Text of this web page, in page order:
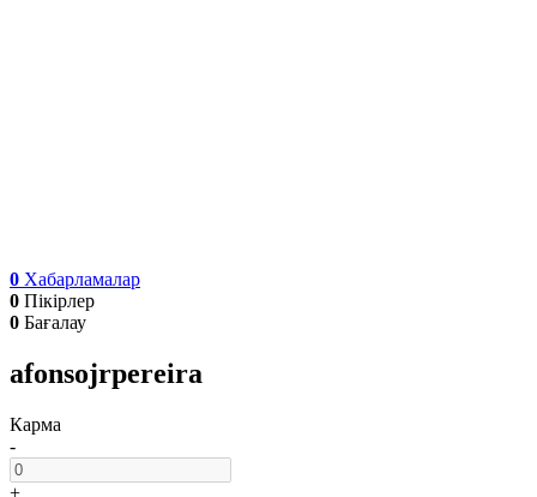
0 Хабарламалар
0 Пікірлер
0 Бағалау
afonsojrpereira
Карма
-
+